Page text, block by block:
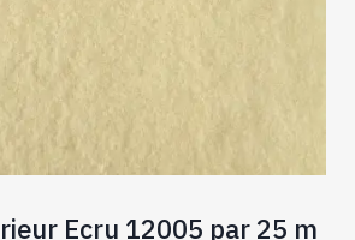
Ecru 12005 par 25 m